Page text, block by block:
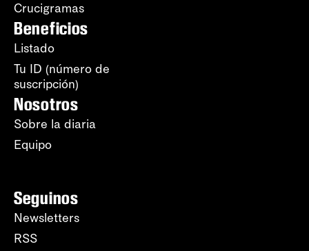
Crucigramas
Beneficios
Listado
Tu ID (número de
suscripción)
Nosotros
Sobre la diaria
Equipo
Seguinos
Newsletters
RSS